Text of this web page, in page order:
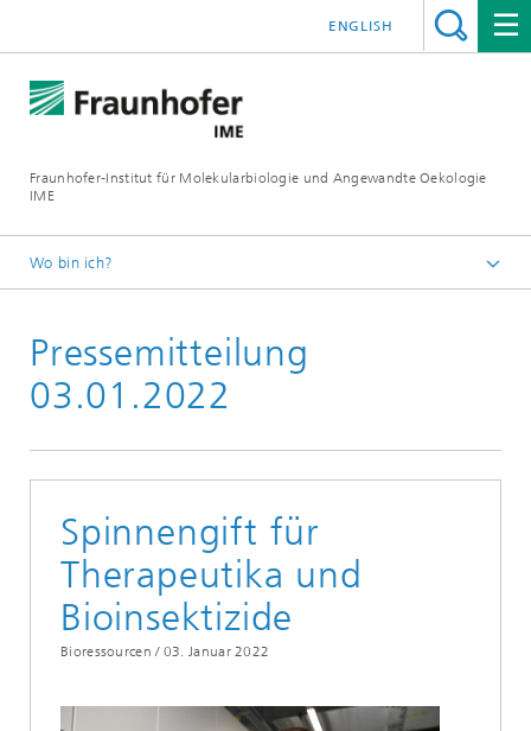
Fraunhofer-Institut für Molekularbiologie und Angewandte Oekologie
IME
ENGLISH
Wo bin ich?
Pressemitteilung
03.01.2022
Spinnengift für
Therapeutika und
Bioinsektizide
Bioressourcen / 03. Januar 2022